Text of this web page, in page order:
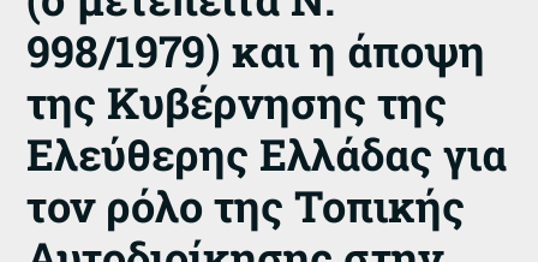
998/1979) και η άποψη
της Κυβέρνησης της
Ελεύθερης Ελλάδας για
τον ρόλο της Τοπικής